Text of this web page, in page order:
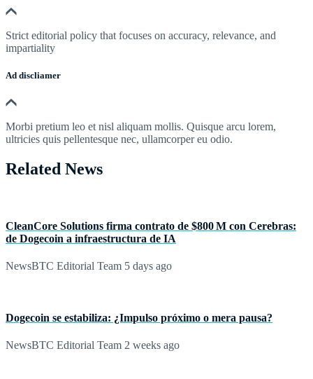
Strict editorial policy that focuses on accuracy, relevance, and
impartiality
Ad discliamer
Morbi pretium leo et nisl aliquam mollis. Quisque arcu lorem,
ultricies quis pellentesque nec, ullamcorper eu odio.
Related News
CleanCore Solutions firma contrato de $800 M con Cerebras:
de Dogecoin a infraestructura de IA
NewsBTC Editorial Team 5 days ago
Dogecoin se estabiliza: ¿Impulso próximo o mera pausa?
NewsBTC Editorial Team 2 weeks ago